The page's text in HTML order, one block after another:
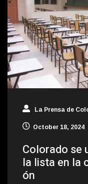
La Prensa de
October 18, 2024
Colorado se
la lista en la
ón